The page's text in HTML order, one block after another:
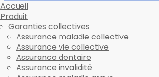
Accueil
Produit
Garanties collectives
Assurance maladie collective
Assurance vie collective
Assurance dentaire
Assurance invalidité